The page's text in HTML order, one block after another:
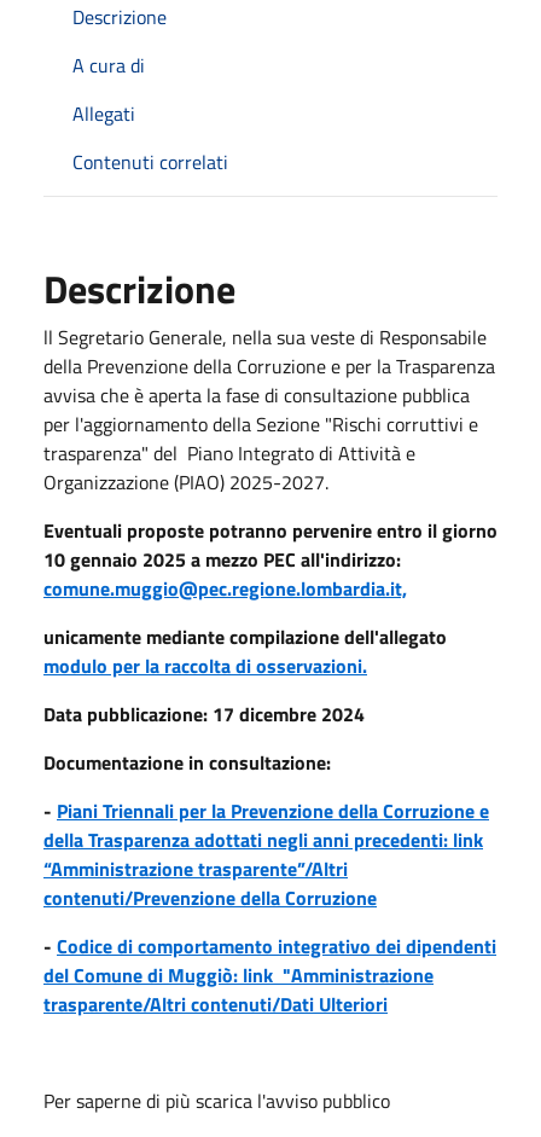
Descrizione
A cura di
Allegati
Contenuti correlati
Descrizione
ll Segretario Generale, nella sua veste di Responsabile
della Prevenzione della Corruzione e per la Trasparenza
avvisa che è aperta la fase di consultazione pubblica
per l'aggiornamento della Sezione "Rischi corruttivi e
trasparenza" del Piano Integrato di Attività e
Organizzazione (PIAO) 2025-2027.
Eventuali proposte potranno pervenire entro il giorno
10gennaio 2025 a mezzo PEC all'indirizzo:
comune.muggio@pec.regione.lombardia.it,
unicamente mediante compilazione dell'allegato
modulo per la raccolta di osservazioni.
Data pubblicazione: 17 dicembre 2024
Documentazione in consultazione:
- Piani Triennali per la Prevenzione della Corruzione e
della Trasparenza adottati negli anni precedenti: link
“Amministrazione trasparente”/Altri
contenuti/Prevenzione della Corruzione
- Codice di comportamento integrativo dei dipendenti
del Comune di Muggiò: link "Amministrazione
trasparente/Altri contenuti/Dati Ulteriori
Per saperne di più scarica l'avviso pubblico